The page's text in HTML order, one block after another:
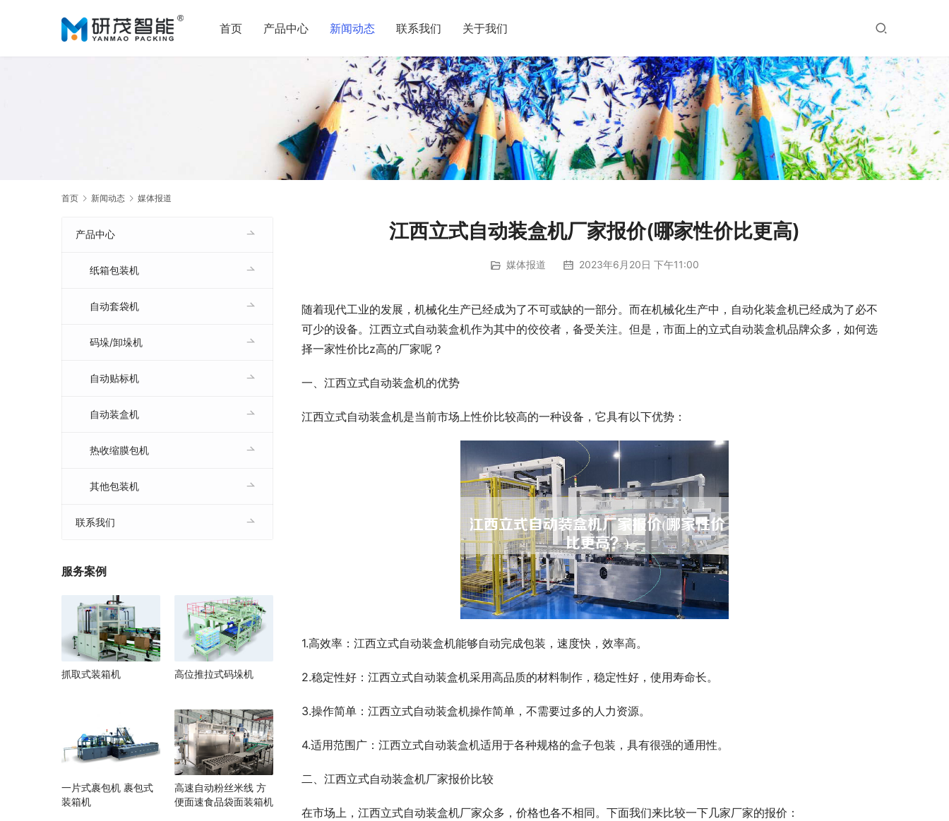
首页 产品中心 新闻动态 联系我们 关于我们
首页 新闻动态 媒体报道
江西立式自动装盒机厂家报价(哪家性价比更高)
媒体报道 2023年6月20日 下午11:00
随着现代工业的发展，机械化生产已经成为了不可或缺的一部分。而在机械化生产中，自动化装盒机已经成为了必不
可少的设备。江西立式自动装盒机作为其中的佼佼者，备受关注。但是，市面上的立式自动装盒机品牌众多，如何选
择一家性价比z高的厂家呢？
一、江西立式自动装盒机的优势
江西立式自动装盒机是当前市场上性价比较高的一种设备，它具有以下优势：
1.高效率：江西立式自动装盒机能够自动完成包装，速度快，效率高。
2.稳定性好：江西立式自动装盒机采用高品质的材料制作，稳定性好，使用寿命长。
3.操作简单：江西立式自动装盒机操作简单，不需要过多的人力资源。
4.适用范围广：江西立式自动装盒机适用于各种规格的盒子包装，具有很强的通用性。
二、江西立式自动装盒机厂家报价比较
在市场上，江西立式自动装盒机厂家众多，价格也各不相同。下面我们来比较一下几家厂家的报价：
产品中心
纸箱包装机
自动套袋机
码垛/卸垛机
自动贴标机
自动装盒机
热收缩膜包机
其他包装机
联系我们
服务案例
抓取式装箱机 高位推拉式码垛机
一片式裹包机 裹包式
装箱机
高速自动粉丝米线 方
便面速食品袋面装箱机